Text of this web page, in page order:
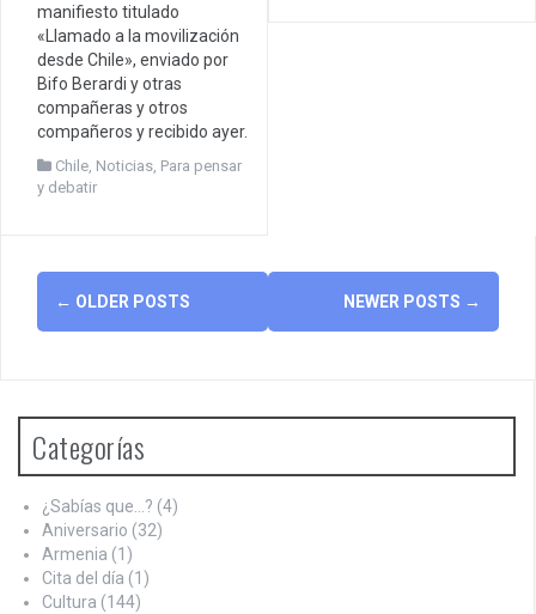
manifiesto titulado
«Llamado a la movilización
desde Chile», enviado por
Bifo Berardi y otras
compañeras y otros
compañeros y recibido ayer.
Chile, Noticias, Para pensar
y debatir
Posts
navigation
← OLDER POSTS NEWER POSTS →
Categorías
¿Sabías que…? (4)
Aniversario (32)
Armenia (1)
Cita del día (1)
Cultura (144)